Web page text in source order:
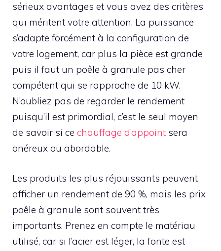
sérieux avantages et vous avez des critères
qui méritent votre attention. La puissance
s’adapte forcément à la configuration de
votre logement, car plus la pièce est grande
puis il faut un poêle à granule pas cher
compétent qui se rapproche de 10 kW.
N’oubliez pas de regarder le rendement
puisqu’il est primordial, c’est le seul moyen
de savoir si ce chauffage d’appoint sera
onéreux ou abordable.
Les produits les plus réjouissants peuvent
afficher un rendement de 90 %, mais les prix
poêle à granule sont souvent très
importants. Prenez en compte le matériau
utilisé, car si l’acier est léger, la fonte est